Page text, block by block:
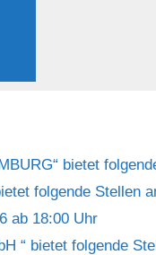
bietet
folgende Stellen
ab 18:00 Uhr
“ bietet folgende